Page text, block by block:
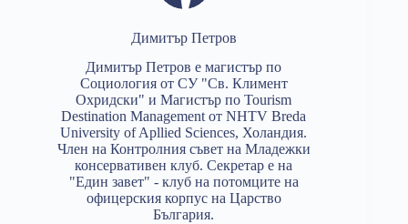
Димитър Петров
Димитър Петров е магистър по
Социология от СУ "Св. Климент
Охридски" и Магистър по Tourism
Destination Management от NHTV Breda
University of Apllied Sciences, Холандия.
Член на Контролния съвет на Младежки
консервативен клуб. Секретар е на
"Един завет" - клуб на потомците на
офицерския корпус на Царство
България.